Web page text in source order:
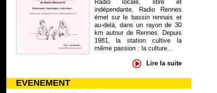
Radio locale, libre et
indépendante, Radio Rennes
émet sur le bassin rennais et
au-delà, dans un rayon de 30
km autour de Rennes. Depuis
1981, la station cultive la
même passion : la culture...
Lire la suite
EVENEMENT